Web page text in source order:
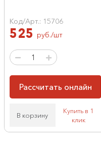
Код/Арт.: 15706
525 руб./шт
Рассчитать онлайн
В корзину
Купить в 1
клик